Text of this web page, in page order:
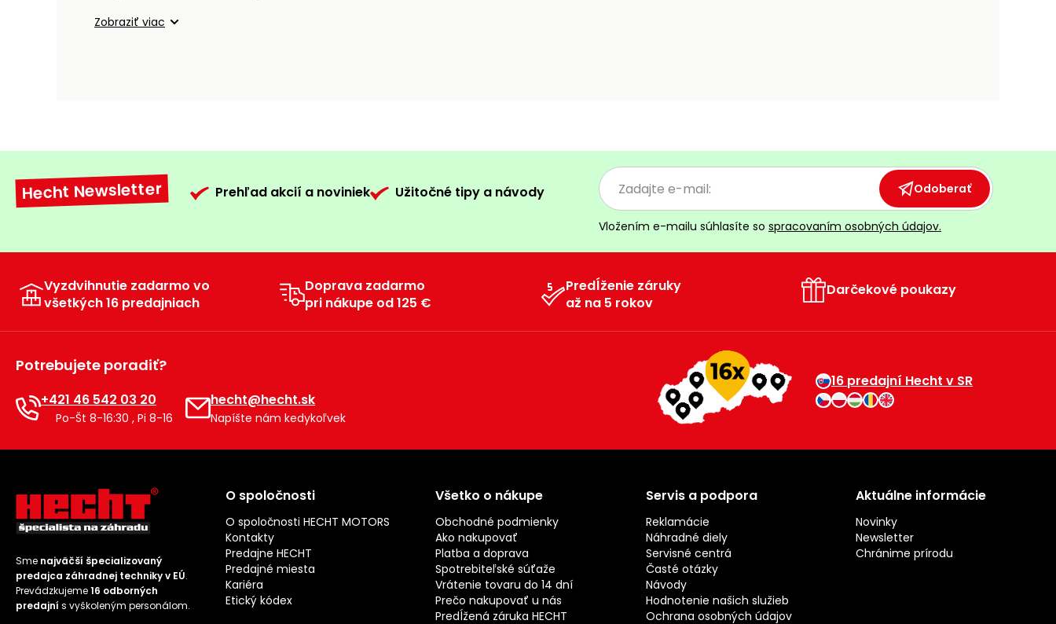
Zobraziť viac
Hecht Newsletter Prehľad akcií a noviniek Užitočné tipy a návody Odoberať
Vložením e-mailu súhlasíte so spracovaním osobných údajov.
Vyzdvihnutie zadarmo vo
všetkých 16 predajniach
Doprava zadarmo
pri nákupe od 125 €
Predĺženie záruky
až na 5 rokov
Darčekové poukazy
Potrebujete poradiť?
+421 46 542 03 20
Po-Št 8-16:30 , Pi 8-16
hecht@hecht.sk
Napíšte nám kedykoľvek
16 predajní Hecht v SR
Sme najväčší špecializovaný
predajca záhradnej techniky v EÚ.
Prevádzkujeme16 odborných
predajní s vyškoleným personálom.
O spoločnosti
O spoločnosti HECHT MOTORS
Kontakty
Predajne HECHT
Predajné miesta
Kariéra
Etický kódex
Všetko o nákupe
Obchodné podmienky
Ako nakupovať
Platba a doprava
Spotrebiteľské súťaže
Vrátenie tovaru do 14 dní
Prečo nakupovať u nás
Predĺžená záruka HECHT
Servis a podpora
Reklamácie
Náhradné diely
Servisné centrá
Časté otázky
Návody
Hodnotenie našich služieb
Ochrana osobných údajov
Aktuálne informácie
Novinky
Newsletter
Chránime prírodu